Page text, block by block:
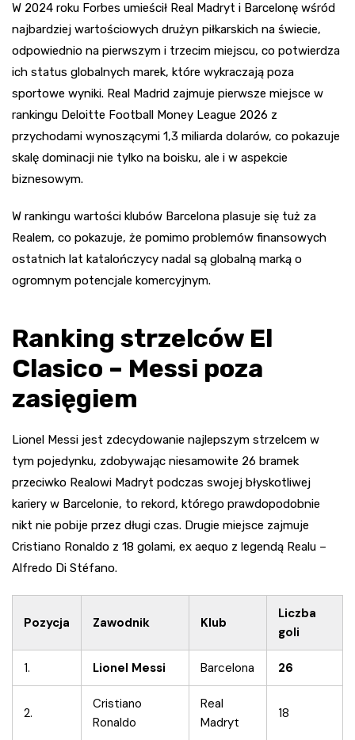
W 2024 roku Forbes umieścił Real Madryt i Barcelonę wśród
najbardziej wartościowych drużyn piłkarskich na świecie,
odpowiednio na pierwszym i trzecim miejscu, co potwierdza
ich status globalnych marek, które wykraczają poza
sportowe wyniki. Real Madrid zajmuje pierwsze miejsce w
rankingu Deloitte Football Money League 2026 z
przychodami wynoszącymi 1,3 miliarda dolarów, co pokazuje
skalę dominacji nie tylko na boisku, ale i w aspekcie
biznesowym.
W rankingu wartości klubów Barcelona plasuje się tuż za
Realem, co pokazuje, że pomimo problemów finansowych
ostatnich lat katalończycy nadal są globalną marką o
ogromnym potencjale komercyjnym.
Ranking strzelców El
Clasico – Messi poza
zasięgiem
Lionel Messi jest zdecydowanie najlepszym strzelcem w
tym pojedynku, zdobywając niesamowite 26 bramek
przeciwko Realowi Madryt podczas swojej błyskotliwej
kariery w Barcelonie, to rekord, którego prawdopodobnie
nikt nie pobije przez długi czas. Drugie miejsce zajmuje
Cristiano Ronaldo z 18 golami, ex aequo z legendą Realu –
Alfredo Di Stéfano.
Pozycja Zawodnik Klub
Liczba
goli
1. Lionel Messi Barcelona 26
2.
Cristiano
Ronaldo
Real
Madryt
18